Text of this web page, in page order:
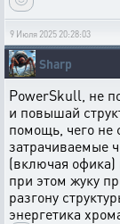
9 Июля 2025 20:28:03
Sharp
PowerSkull, не
и повышай
помощь, чего не
затрачиваемые
(включая офика)
при этом жуку
разгону
энергетика